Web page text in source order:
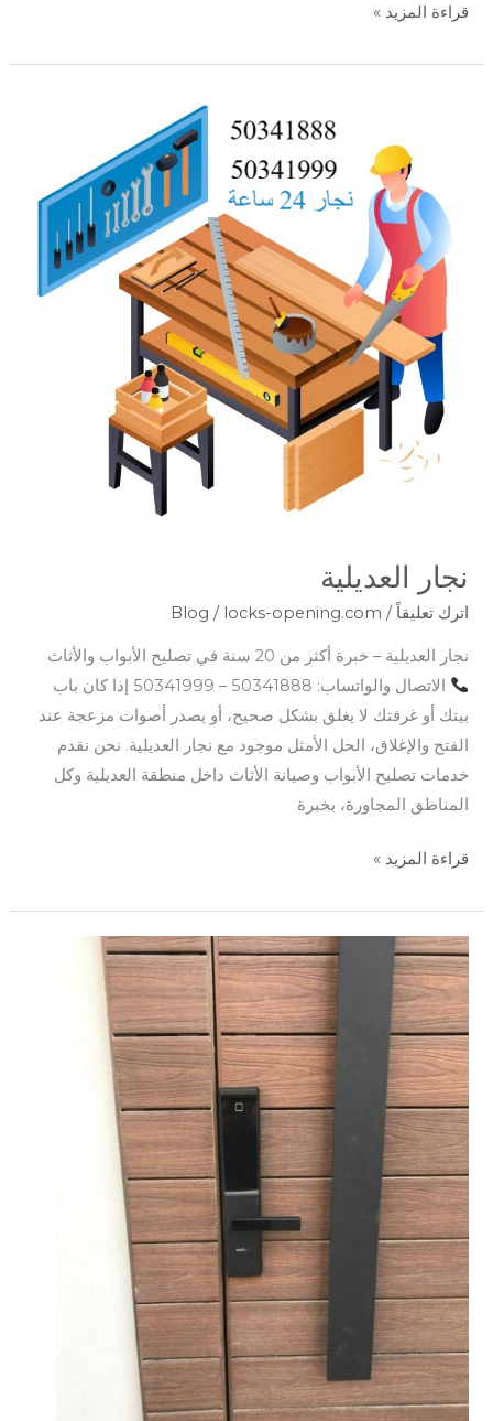
قراءة المزيد »
نجار العديلية
اترك تعليقاً /
Blog / locks-opening.com
نجار العديلية – خبرة أكثر من 20 سنة في تصليح الأبواب والأثاث
الاتصال والواتساب: 50341888 – 50341999 إذا كان باب
بيتك أو غرفتك لا يغلق بشكل صحيح، أو يصدر أصوات مزعجة عند
الفتح والإغلاق، الحل الأمثل موجود مع نجار العديلية. نحن نقدم
خدمات تصليح الأبواب وصيانة الأثاث داخل منطقة العديلية وكل
المناطق المجاورة، بخبرة
قراءة المزيد »
نجار
الشامية